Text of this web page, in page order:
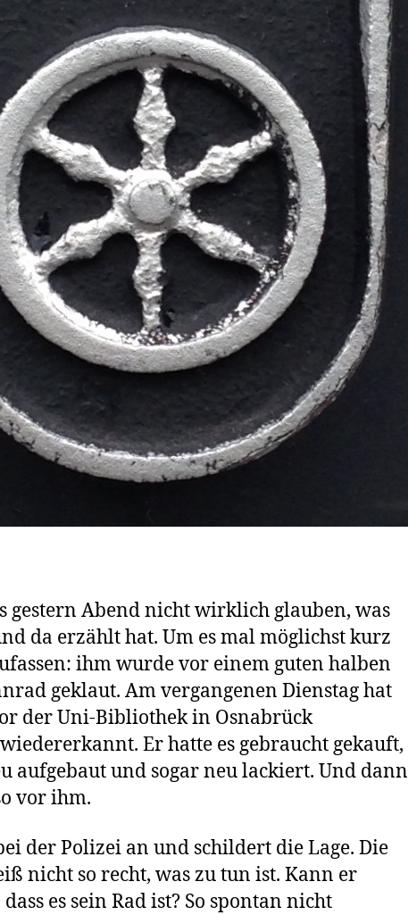
gestern Abend nicht wirklich glauben, was
da erzählt hat. Um es mal möglichst kurz
ihm wurde vor einem guten halben
geklaut. Am vergangenen Dienstag hat
der Uni-Bibliothek in Osnabrück
Er hatte es gebraucht gekauft,
aufgebaut und sogar neu lackiert. Und dann
vor ihm.
der Polizei an und schildert die Lage. Die
nicht so recht, was zu tun ist. Kann er
es sein Rad ist? So spontan nicht